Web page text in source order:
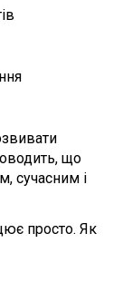
що
сучасним і
просто. Як